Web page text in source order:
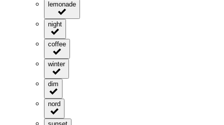
lemonade
night
coffee
winter
dim
nord